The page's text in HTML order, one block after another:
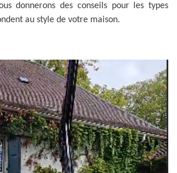
donnerons des conseils pour les types
au style de votre maison.